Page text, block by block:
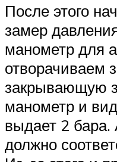
После этого
замер
манометр для
отворачиваем
закрывающую
манометр и
выдает 2
должно